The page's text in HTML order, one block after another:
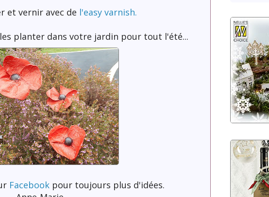
et vernir avec de l'easy varnish.
planter dans votre jardin pour tout l'été...
Facebook pour toujours plus d'idées.